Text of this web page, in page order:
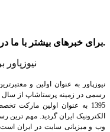
برای خبرهای بیشتر با ما در شبکه های اجتماعی همراه باشید.
نیوزپاور به عنوان اولین و
1395 به عنوان اولین
الکترونیک ایران گردید. مهم
وب و میزبانی سایت در ایران